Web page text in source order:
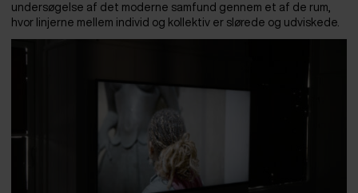
undersøgelse af det moderne samfund gennem et af de rum,
hvor linjerne mellem individ og kollektiv er slørede og udviskede.